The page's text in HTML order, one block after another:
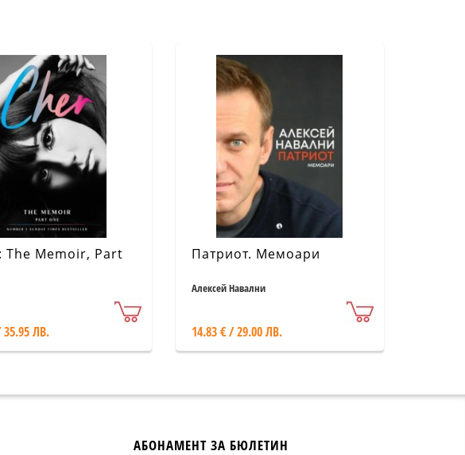
: The Memoir, Part
35.95 ЛВ.
Патриот. Мемоари
Алексей Навални
14.83 € / 29.00 ЛВ.
АБОНАМЕНТ ЗА БЮЛЕТИН